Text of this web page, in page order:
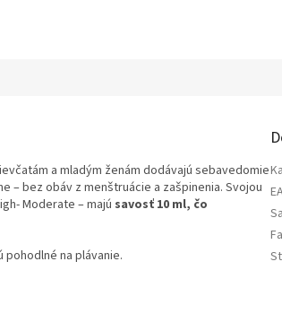
a mladým ženám dodávajú sebavedomie
– bez obáv z menštruácie a zašpinenia. Svojou
Moderate – majú savosť 10 ml, čo
na plávanie.